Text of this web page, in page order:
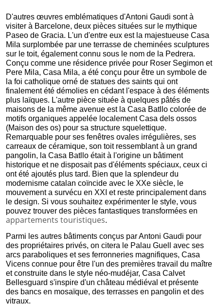
D'autres œuvres emblématiques d'Antoni Gaudi sont à
visiter à Barcelone, deux pièces situées sur le mythique
Paseo de Gracia. L'un d'entre eux est la majestueuse Casa
Mila surplombée par une terrasse de cheminées sculptures
sur le toit, également connu sous le nom de la Pedrera.
Conçu comme une résidence privée pour Roser Segimon et
Pere Mila, Casa Mila, a été conçu pour être un symbole de
la foi catholique orné de statues des saints qui ont
finalement été démolies en cédant l'espace à des éléments
plus laïques. L'autre pièce située à quelques pâtés de
maisons de la même avenue est la Casa Batllo colorée de
motifs organiques appelée localement Casa dels ossos
(Maison des os) pour sa structure squelettique.
Remarquable pour ses fenêtres ovales irrégulières, ses
carreaux de céramique, son toit ressemblant à un grand
pangolin, la Casa Batllo était à l'origine un bâtiment
historique et ne disposait pas d'éléments spéciaux, ceux ci
ont été ajoutés plus tard. Bien que la splendeur du
modernisme catalan coïncide avec le XXe siècle, le
mouvement a survécu en XXI et reste principalement dans
le design. Si vous souhaitez expérimenter le style, vous
appartements touristiques.
Parmi les autres bâtiments conçus par Antoni Gaudi pour
des propriétaires privés, on citera le Palau Guell avec ses
arcs paraboliques et ses ferronneries magnifiques, Casa
Vicens connue pour être l'un des premières travail du maître
et construite dans le style néo-mudéjar, Casa Calvet
Bellesguard s'inspire d'un château médiéval et présente
des bancs en mosaïque, des terrasses en pangolin et des
vitraux.